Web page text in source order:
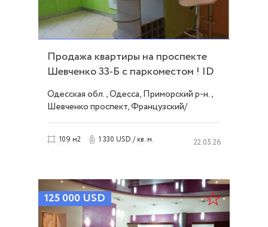
Продажа квартиры на проспекте
Шевченко 33-Б с паркоместом ! ID
8490
Одесская обл., Одесса, Приморский р-н.,
Шевченко проспект, Французский/
109 м2 1 330 USD / кв. м. 22.05.26
125 000 USD